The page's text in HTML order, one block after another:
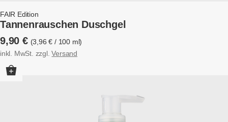
FAIR Edition
Tannenrauschen Duschgel
9,90 € 3,96€ / 100 ml
inkl. MwSt. zzgl.Versand